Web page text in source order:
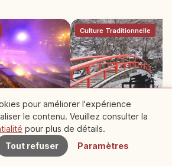
(Gunma) :
du Japon,
Culture Traditionnelle
Ikaho Onsen
de 365 marches et
À proximité
Vie Explorer Gunma
pour améliorer l'expérience
le contenu. Veuillez consulter la
pour plus de détails.
Tout refuser Paramètres